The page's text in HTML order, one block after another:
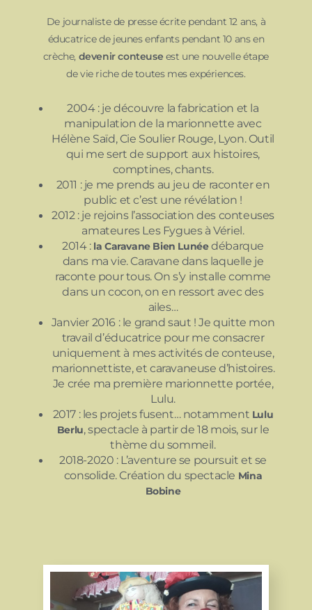
De journaliste de presse écrite pendant 12 ans, à
éducatrice de jeunes enfants pendant 10 ans en
crèche, devenir conteuse est une nouvelle étape
de vie riche de toutes mes expériences.
2004 : je découvre la fabrication et la
manipulation de la marionnette avec
Hélène Saïd, Cie Soulier Rouge, Lyon. Outil
qui me sert de support aux histoires,
comptines, chants.
2011 : je me prends au jeu de raconter en
public et c’est une révélation !
2012 : je rejoins l’association des conteuses
amateures Les Fygues à Vériel.
2014 : la Caravane Bien Lunéedébarque
dans ma vie. Caravane dans laquelle je
raconte pour tous. On s’y installe comme
dans un cocon, on en ressort avec des
ailes…
Janvier 2016 : le grand saut ! Je quitte mon
travail d’éducatrice pour me consacrer
uniquement à mes activités de conteuse,
marionnettiste, et caravaneuse d’histoires.
Je crée ma première marionnette portée,
Lulu.
2017 : les projets fusent… notamment Lulu
Berlu, spectacle à partir de 18 mois, sur le
thème du sommeil.
2018-2020 : L’aventure se poursuit et se
consolide. Création du spectacle Mina
Bobine